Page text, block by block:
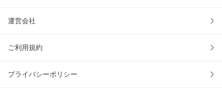
運営会社
ご利用規約
プライバシーポリシー